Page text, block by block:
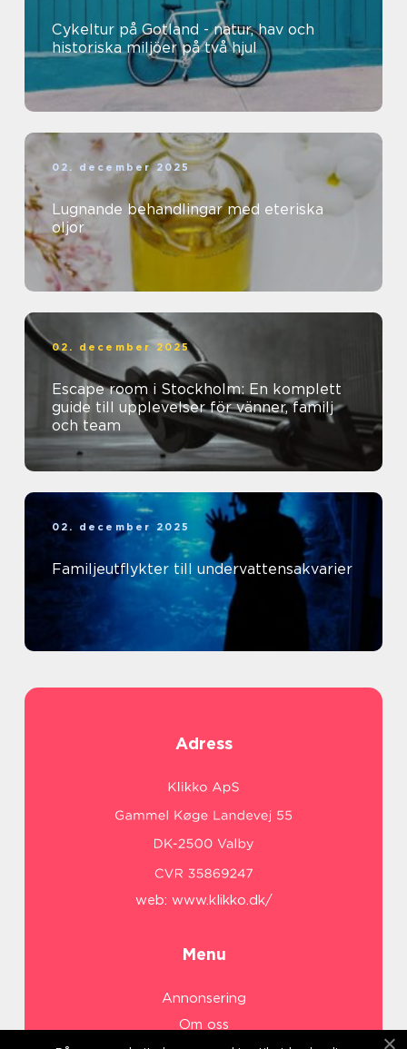
Cykeltur på Gotland - natur, hav och
historiska miljöer på två hjul
02. december 2025
Lugnande behandlingar med eteriska
oljor
02. december 2025
Escape room i Stockholm: En komplett
guide till upplevelser för vänner, familj
och team
02. december 2025
Familjeutflykter till undervattensakvarier
Adress
web: www.klikko.dk/
Menu
Annonsering
Om oss